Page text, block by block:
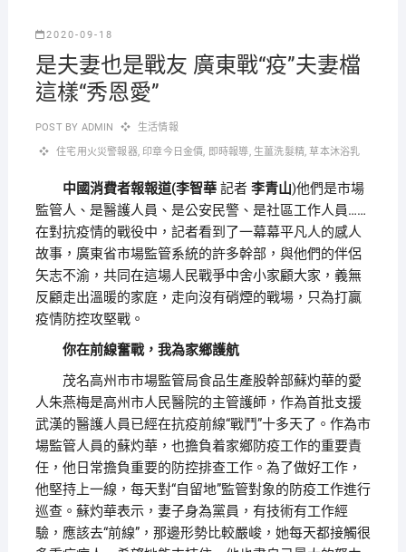
2020-09-18
是夫妻也是戰友 廣東戰“疫”夫妻檔
這樣“秀恩愛”
POST BY ADMIN 生活情報
住宅用火災警報器, 印章今日金價, 即時報導, 生薑洗髮精,草本沐浴乳
中國消費者報報道(李智華 記者李青山)他們是市場
監管人、是醫護人員、是公安民警、是社區工作人員……
在對抗疫情的戰役中，記者看到了一幕幕平凡人的感人
故事，廣東省市場監管系統的許多幹部，與他們的伴侶
矢志不渝，共同在這場人民戰爭中舍小家顧大家，義無
反顧走出溫暖的家庭，走向沒有硝煙的戰場，只為打贏
疫情防控攻堅戰。
你在前線奮戰，我為家鄉護航
茂名高州市市場監管局食品生產股幹部蘇灼華的愛
人朱燕梅是高州市人民醫院的主管護師，作為首批支援
武漢的醫護人員已經在抗疫前線“戰鬥”十多天了。作為市
場監管人員的蘇灼華，也擔負着家鄉防疫工作的重要責
任，他日常擔負重要的防控排查工作。為了做好工作，
他堅持上一線，每天對“自留地”監管對象的防疫工作進行
巡查。蘇灼華表示，妻子身為黨員，有技術有工作經
驗，應該去“前線”，那邊形勢比較嚴峻，她每天都接觸很